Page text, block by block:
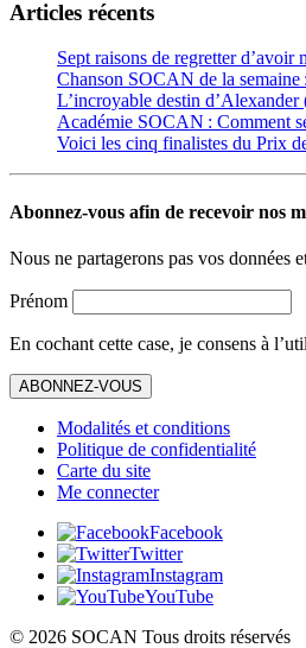
Articles récents
Sept raisons de regretter d’avoir
Chanson SOCAN de la
L’incroyable destin
Académie SOCAN : Comment
Voici les cinq finalistes du Prix
Abonnez-vous afin de recevoir nos
Nous ne partagerons pas vos données
Prénom
En cochant cette case, je consens à
ABONNEZ-VOUS
Modalités et conditions
Politique de confidentialité
Carte du site
Me connecter
Facebook
Twitter
Instagram
YouTube
© 2026 SOCAN Tous droits réservés